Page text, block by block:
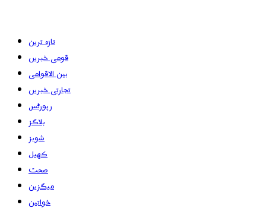
تازہ ترین
قومی خبریں
بین الاقوامی
تجارتی خبریں
رپورٹس
بلاگز
شوبز
کھیل
صحت
میگزین
خواتین